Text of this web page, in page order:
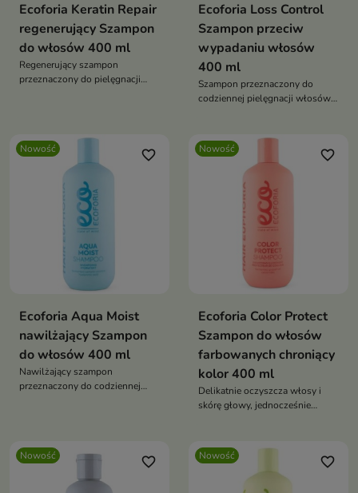
Ecoforia Keratin Repair
regenerujący Szampon
do włosów 400 ml
Regenerujący szampon
przeznaczony do pielęgnacji
Ecoforia Loss Control
Szampon przeciw
wypadaniu włosów
400 ml
Szampon przeznaczony do
codziennej pielęgnacji włosów
Nowość
favorite_border
Ecoforia Aqua Moist
nawilżający Szampon
do włosów 400 ml
Nawilżający szampon
przeznaczony do codziennej
Nowość favorite_border
Ecoforia Color Protect
Szampon do włosów
farbowanych chroniący
kolor 400 ml
Delikatnie oczyszcza włosy i
skórę głowy, jednocześnie
przedwczesnym blaknięciem.
Nowość favorite_border Nowość favorite_border